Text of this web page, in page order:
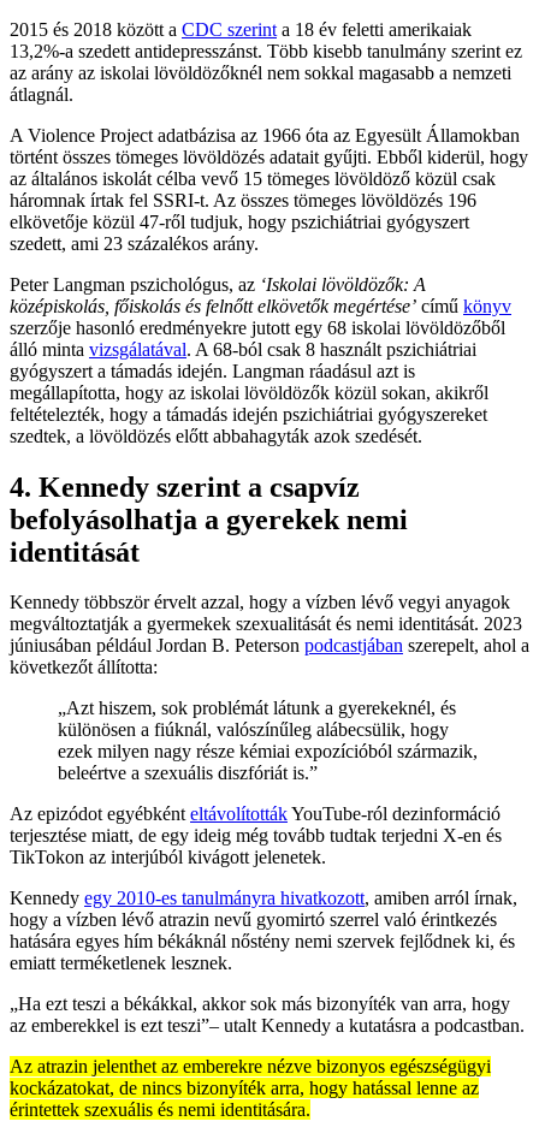
2015 és 2018 között a CDC szerint a 18 év feletti amerikaiak
13,2%-a szedett antidepresszánst. Több kisebb tanulmány szerint ez
az arány az iskolai lövöldözőknél nem sokkal magasabb a nemzeti
átlagnál.
A Violence Project adatbázisa az 1966 óta az Egyesült Államokban
történt összes tömeges lövöldözés adatait gyűjti. Ebből kiderül, hogy
az általános iskolát célba vevő 15 tömeges lövöldöző közül csak
háromnak írtak fel SSRI-t. Az összes tömeges lövöldözés 196
elkövetője közül 47-ről tudjuk, hogy pszichiátriai gyógyszert
szedett, ami 23 százalékos arány.
Peter Langman pszichológus, az ‘Iskolai lövöldözők: A
középiskolás, főiskolás és felnőtt elkövetők megértése’ című könyv
szerzője hasonló eredményekre jutott egy 68 iskolai lövöldözőből
álló minta vizsgálatával. A 68-ból csak 8 használt pszichiátriai
gyógyszert a támadás idején. Langman ráadásul azt is
megállapította, hogy az iskolai lövöldözők közül sokan, akikről
feltételezték, hogy a támadás idején pszichiátriai gyógyszereket
szedtek, a lövöldözés előtt abbahagyták azok szedését.
4. Kennedy szerint a csapvíz
befolyásolhatja a gyerekek nemi
identitását
Kennedy többször érvelt azzal, hogy a vízben lévő vegyi anyagok
megváltoztatják a gyermekek szexualitását és nemi identitását. 2023
júniusában például Jordan B. Peterson podcastjában szerepelt, ahol a
következőt állította:
„Azt hiszem, sok problémát látunk a gyerekeknél, és
különösen a fiúknál, valószínűleg alábecsülik, hogy
ezek milyen nagy része kémiai expozícióból származik,
beleértve a szexuális diszfóriát is.”
Az epizódot egyébkénteltávolítottákYouTube-ról dezinformáció
terjesztése miatt, de egy ideig még tovább tudtak terjedni X-en és
TikTokon az interjúból kivágott jelenetek.
Kennedy egy 2010-es tanulmányra hivatkozott, amiben arról írnak,
hogy a vízben lévő atrazin nevű gyomirtó szerrel való érintkezés
hatására egyes hím békáknál nőstény nemi szervek fejlődnek ki, és
emiatt terméketlenek lesznek.
„Ha ezt teszi a békákkal, akkor sok más bizonyíték van arra, hogy
az emberekkel is ezt teszi”– utalt Kennedy a kutatásra a podcastban.
Az atrazin jelenthet az emberekre nézve bizonyos egészségügyi
kockázatokat, de nincs bizonyíték arra, hogy hatással lenne az
érintettek szexuális és nemi identitására.